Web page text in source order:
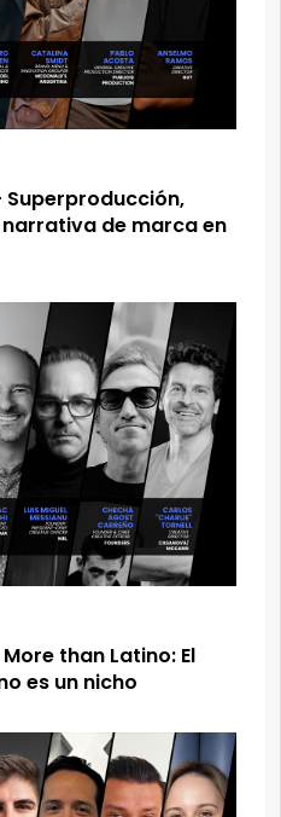
Superproducción,
de marca en
than Latino: El
es un nicho